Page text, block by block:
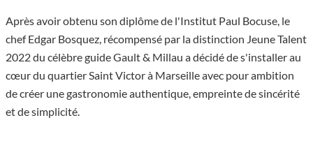
Après avoir obtenu son diplôme de l'Institut Paul Bocuse, le
chef Edgar Bosquez, récompensé par la distinction Jeune Talent
2022 du célèbre guide Gault & Millau a décidé de s'installer au
cœur du quartier Saint Victor à Marseille avec pour ambition
de créer une gastronomie authentique, empreinte de sincérité
et de simplicité.